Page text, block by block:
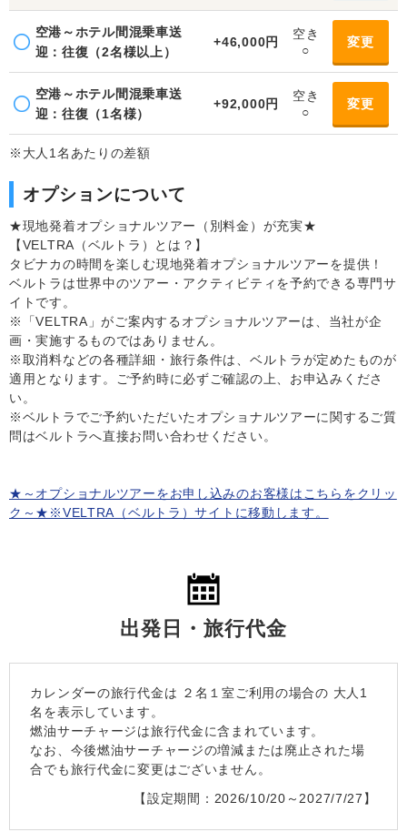
空港～ホテル間混乗車送
迎：往復（2名様以上）
+46,000円
空き
○
変更
空港～ホテル間混乗車送
迎：往復（1名様）
+92,000円
空き
○
変更
※大人1名あたりの差額
オプションについて
★現地発着オプショナルツアー（別料金）が充実★
【VELTRA（ベルトラ）とは？】
タビナカの時間を楽しむ現地発着オプショナルツアーを提供！
ベルトラは世界中のツアー・アクティビティを予約できる専門サ
イトです。
※「VELTRA」がご案内するオプショナルツアーは、当社が企
画・実施するものではありません。
※取消料などの各種詳細・旅行条件は、ベルトラが定めたものが
適用となります。ご予約時に必ずご確認の上、お申込みくださ
い。
※ベルトラでご予約いただいたオプショナルツアーに関するご質
問はベルトラへ直接お問い合わせください。
★～オプショナルツアーをお申し込みのお客様はこちらをクリッ
ク～★※VELTRA（ベルトラ）サイトに移動します。
出発日・旅行代金
カレンダーの旅行代金は ２名１室 ご利用の場合の 大人1
名を表示しています。
燃油サーチャージは旅行代金に含まれています。
なお、今後燃油サーチャージの増減または廃止された場
合でも旅行代金に変更はございません。
【設定期間：2026/10/20～2027/7/27】